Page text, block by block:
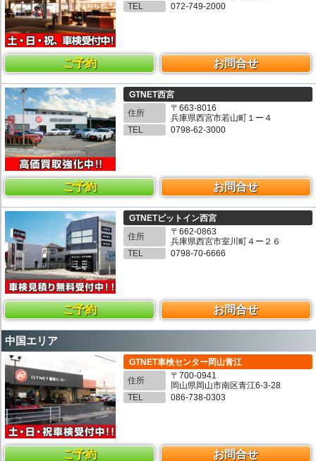
TEL
072-749-2000
ご予約 お問合せ
GTNET西宮
住所
〒663-8016
兵庫県西宮市若山町１ー４
TEL
0798-62-3000
ご予約 お問合せ
GTNETピットイン西宮
住所
〒662-0863
兵庫県西宮市室川町４ー２６
TEL
0798-70-6666
ご予約 お問合せ
中国エリア
GTNET車検センター岡山青江
住所
〒700-0941
岡山県岡山市南区青江6-3-28
TEL
086-738-0303
ご予約 お問合せ